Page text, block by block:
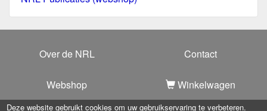
Over de NRL Contact
Webshop Winkelwagen
Deze website gebruikt cookies om uw gebruikservaring te verbeteren.